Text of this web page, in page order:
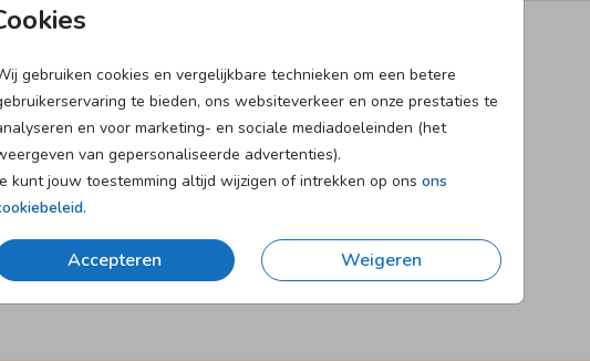
gebruiken cookies en vergelijkbare technieken om een betere
te bieden, ons websiteverkeer en onze prestaties te
en voor marketing- en sociale mediadoeleinden (het
van gepersonaliseerde advertenties).
kunt jouw toestemming altijd wijzigen of intrekken op ons ons
.
Accepteren Weigeren
MEMORYBOX GEBOORTEVLAG